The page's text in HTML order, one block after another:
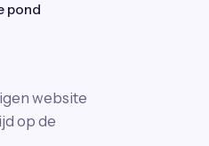
pond
website
op de